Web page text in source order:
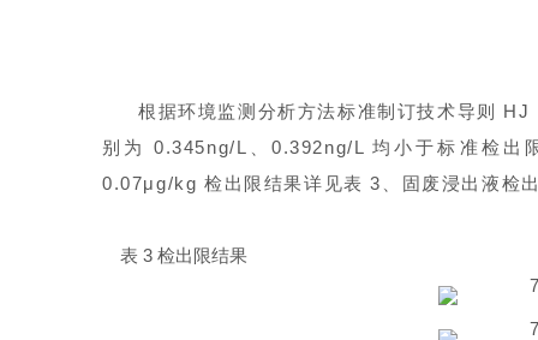
根据环境监测分析方法标准制订技术导则
别为 0.345ng/L、0.392ng/L 均小于标准检
0.07μg/kg 检出限结果详见表 3、固废浸出液检
表 3 检出限结果